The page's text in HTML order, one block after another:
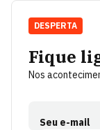
Fique
Nos
Seu e-mail
DESPERTA